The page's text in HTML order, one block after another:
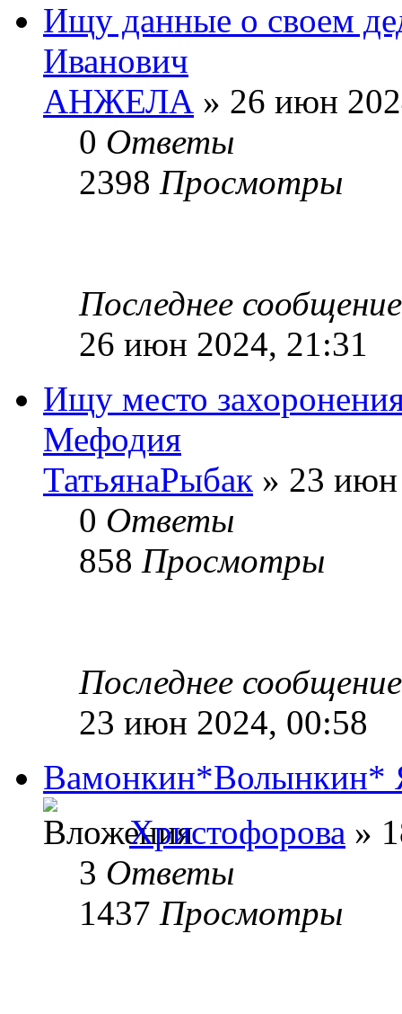
Ищу данные о своем
Иванович
АНЖЕЛА » 26 июн
0 Ответы
2398 Просмотры
Последнее
26 июн 2024, 21:31
Ищу место
Мефодия
ТатьянаРыбак » 23
0 Ответы
858 Просмотры
Последнее
23 июн 2024, 00:58
Вамонкин*Волынкин*
Христофорова »
3 Ответы
1437 Просмотры